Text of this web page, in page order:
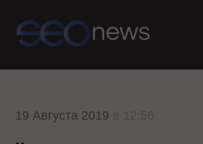
19 Августа 2019